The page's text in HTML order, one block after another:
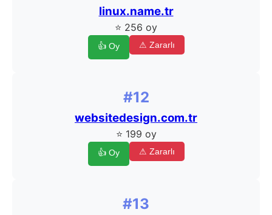
linux.name.tr
⭐ 256 oy
👍 Oy ⚠ Zararlı
#12
websitedesign.com.tr
⭐ 199 oy
👍 Oy ⚠ Zararlı
#13